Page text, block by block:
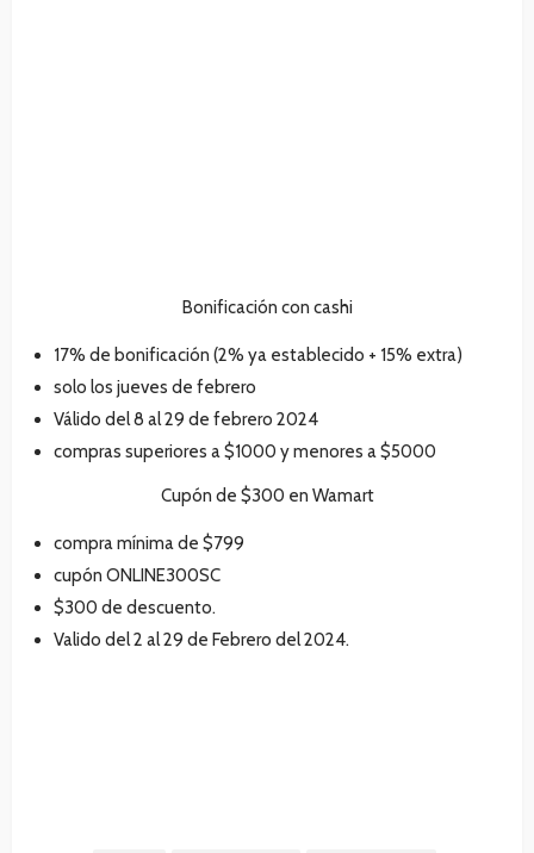
Bonificación con cashi
17% de bonificación (2% ya establecido + 15% extra)
solo los jueves de febrero
Válido del 8 al 29 de febrero 2024
compras superiores a $1000 y menores a $5000
Cupón de $300 en Wamart
compra mínima de $799
cupón ONLINE300SC
$300 de descuento.
Valido del 2 al 29 de Febrero del 2024.